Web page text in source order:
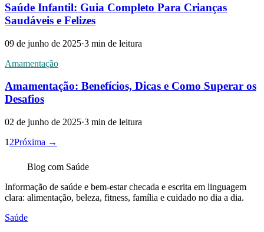
Saúde Infantil: Guia Completo Para Crianças
Saudáveis e Felizes
09 de junho de 2025·3 min de leitura
Amamentação
Amamentação: Benefícios, Dicas e Como Superar os
Desafios
02 de junho de 2025·3 min de leitura
1 2Próxima →
Blog com Saúde
Informação de saúde e bem-estar checada e escrita em linguagem
clara: alimentação, beleza, fitness, família e cuidado no dia a dia.
Saúde